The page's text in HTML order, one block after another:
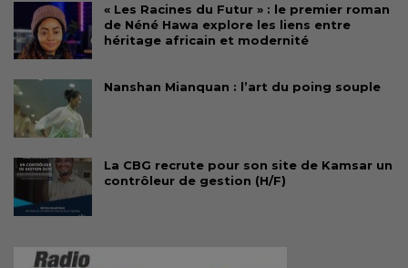
« Les Racines du Futur » : le premier roman
de Néné Hawa explore les liens entre
héritage africain et modernité
Nanshan Mianquan : l’art du poing souple
La CBG recrute pour son site de Kamsar un
contrôleur de gestion (H/F)